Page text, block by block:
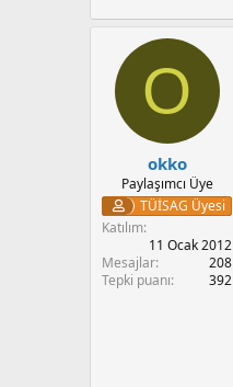
O
okko
Paylaşımcı Üye
TÜİSAG Üyesi
Katılım
11 Ocak 2012
Mesajlar
208
Tepki puanı
392